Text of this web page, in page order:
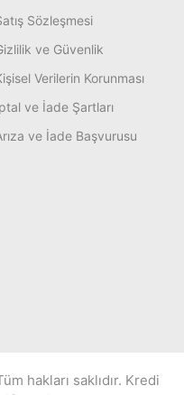
Sözleşmesi
ve Güvenlik
Verilerin Korunması
ve İade Şartları
ve İade Başvurusu
hakları saklıdır. Kredi